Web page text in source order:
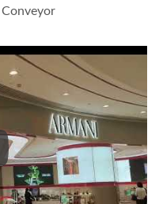
Beauty Magnetic